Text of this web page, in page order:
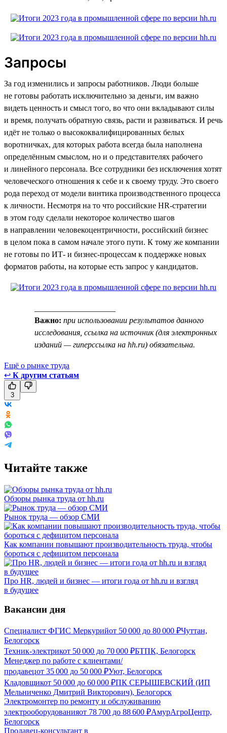
Запросы
За год изменились и запросы работников. Люди больше
не готовы работать исключительно за деньги, им важно
видеть ценность и смысл того, во что они вкладывают силы
и время, получать обратную связь, расти и развиваться. И речь
идёт не только о высококвалифицированных белых
воротничках, для которых работа всегда была наполнена
определённым смыслом, но и о представителях рабочего
и линейного персонала. Все сотрудники без исключения хотят
человеческого отношения к себе и к своему труду. Это своего
рода переход от модели винтика производственного процесса
к личности. Несмотря на то что российские HR-стратегии
в этом году сделали некоторое количество шагов
в направлении человекоцентричности, российский бизнес
в целом пока в самом начале этого пути. К тому же компании
не готовы по ИТ- и бизнес-процессам к поддержке новых
форматов работы, на которые есть запрос у кандидатов.
Важно: при использовании результатов данного
исследования, ссылка на источник (для электронных
изданий — гиперссылка на hh.ru) обязательна.
Ещё о рынке труда
↩ К другим статьям
3
Читайте также
Обзоры рынка труда от hh.ru
Рынок труда — обзор СМИ
Как компании повышают производительность труда, чтобы
бороться с дефицитом персонала
Про HR, людей и бизнес — итоги года от hh.ru и взгляд
в будущее
Вакансии дня
Специалист ФГИС Меркурийот 50 000 до 80 000 ₽Чуттан,
Белогорск
Техник-электрикот 50 000 до 70 000 ₽БТПК, Белогорск
Менеджер по работе с клиентами/
продавецот 35 000 до 50 000 ₽Уют, Белогорск
Кладовщикот 50 000 до 60 000 ₽ПК СЕРЫШЕВСКИЙ (ИП
Мельниченко Дмитрий Викторович), Белогорск
Электромонтер по ремонту и обслуживанию
электрооборудованияот 78 700 до 88 600 ₽АмурАгроЦентр,
Белогорск
Продавец-консультант в